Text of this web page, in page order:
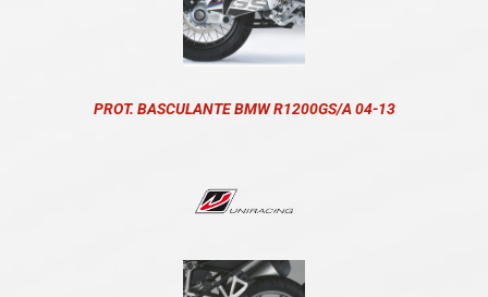
PROT. BASCULANTE BMW R1200GS/A 04-13